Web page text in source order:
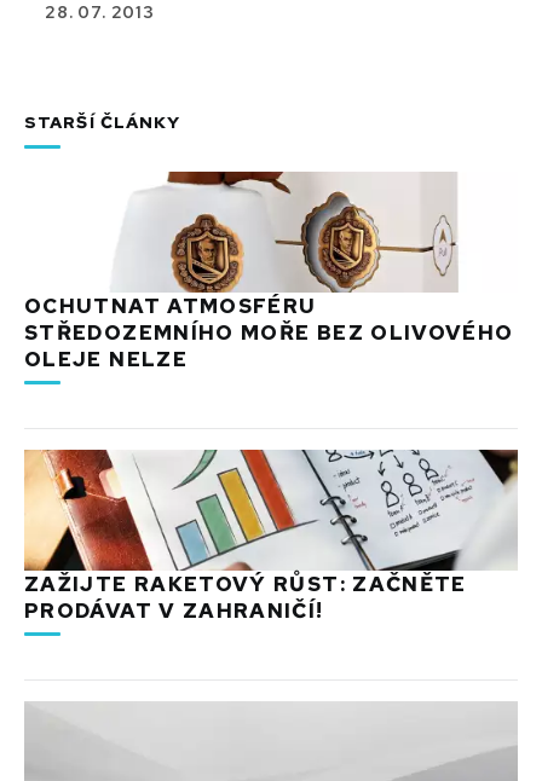
28. 07. 2013
STARŠÍ ČLÁNKY
OCHUTNAT ATMOSFÉRU
STŘEDOZEMNÍHO MOŘE BEZ OLIVOVÉHO
OLEJE NELZE
ZAŽIJTE RAKETOVÝ RŮST: ZAČNĚTE
PRODÁVAT V ZAHRANIČÍ!